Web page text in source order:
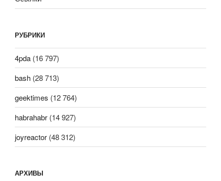
РУБРИКИ
4pda (16 797)
bash (28 713)
geektimes (12 764)
habrahabr (14 927)
joyreactor (48 312)
АРХИВЫ